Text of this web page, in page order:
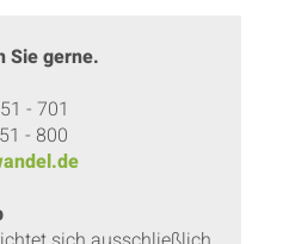
Sie gerne.
- 701
- 800